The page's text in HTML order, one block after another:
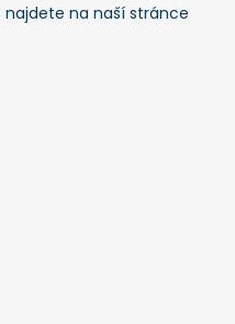
na naší stránce